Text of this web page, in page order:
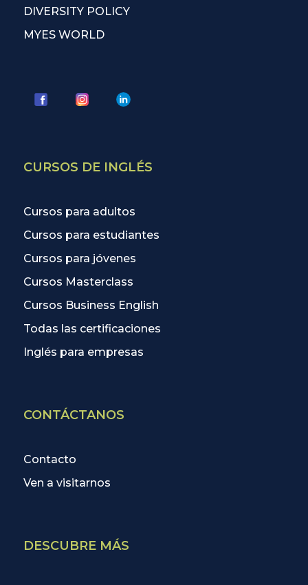
DIVERSITY POLICY
MYES WORLD
CURSOS DE INGLÉS
Cursos para adultos
Cursos para estudiantes
Cursos para jóvenes
Cursos Masterclass
Cursos Business English
Todas las certificaciones
Inglés para empresas
CONTÁCTANOS
Contacto
Ven a visitarnos
DESCUBRE MÁS